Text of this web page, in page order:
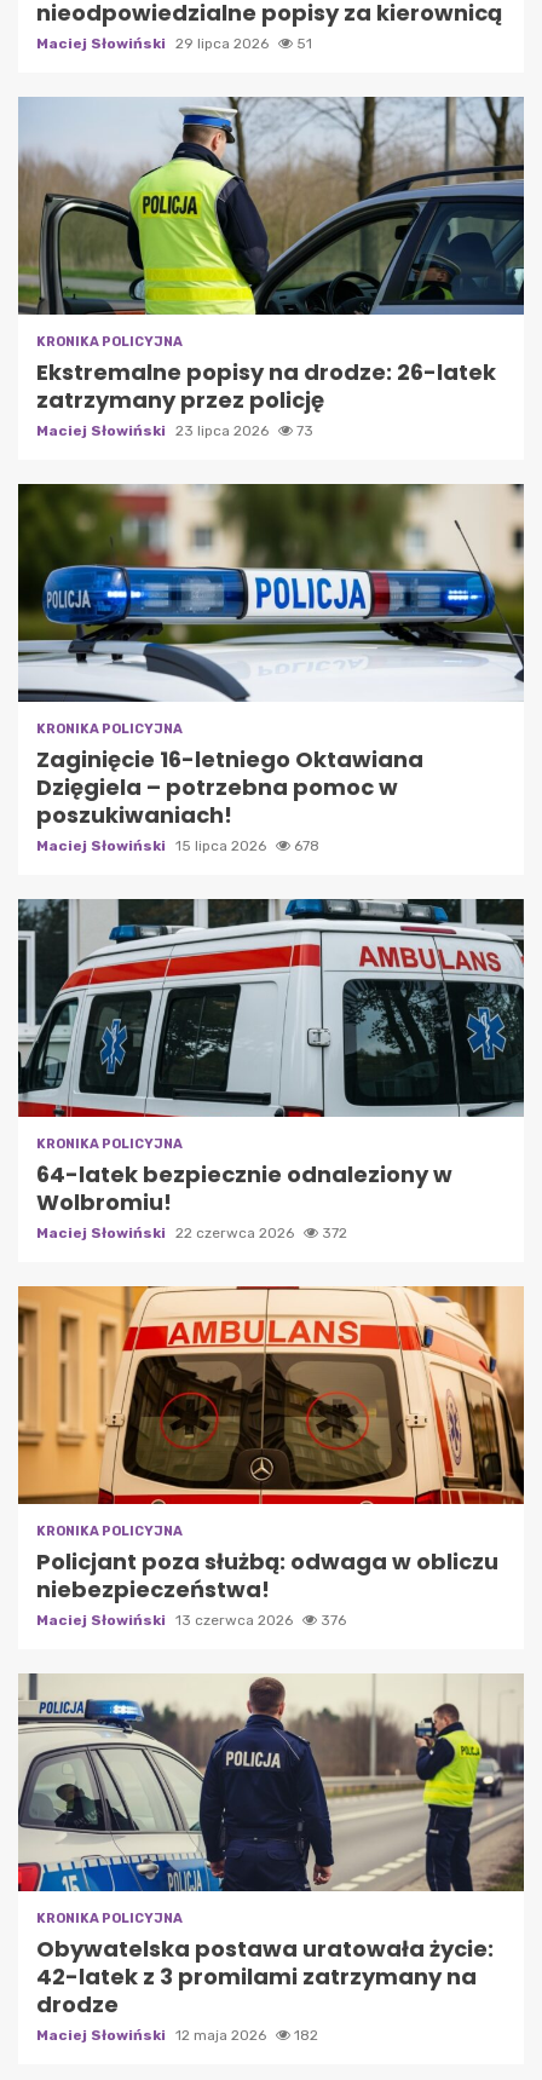
nieodpowiedzialne popisy za kierownicą
Maciej Słowiński 29 lipca 2026 51
KRONIKA POLICYJNA
Ekstremalne popisy na drodze: 26-latek
zatrzymany przez policję
Maciej Słowiński 23 lipca 2026 73
KRONIKA POLICYJNA
Zaginięcie 16-letniego Oktawiana
Dzięgiela – potrzebna pomoc w
poszukiwaniach!
Maciej Słowiński 15 lipca 2026 678
KRONIKA POLICYJNA
64-latek bezpiecznie odnaleziony w
Wolbromiu!
Maciej Słowiński 22 czerwca 2026 372
KRONIKA POLICYJNA
Policjant poza służbą: odwaga w obliczu
niebezpieczeństwa!
Maciej Słowiński 13 czerwca 2026 376
KRONIKA POLICYJNA
Obywatelska postawa uratowała życie:
42-latek z 3 promilami zatrzymany na
drodze
Maciej Słowiński 12 maja 2026 182